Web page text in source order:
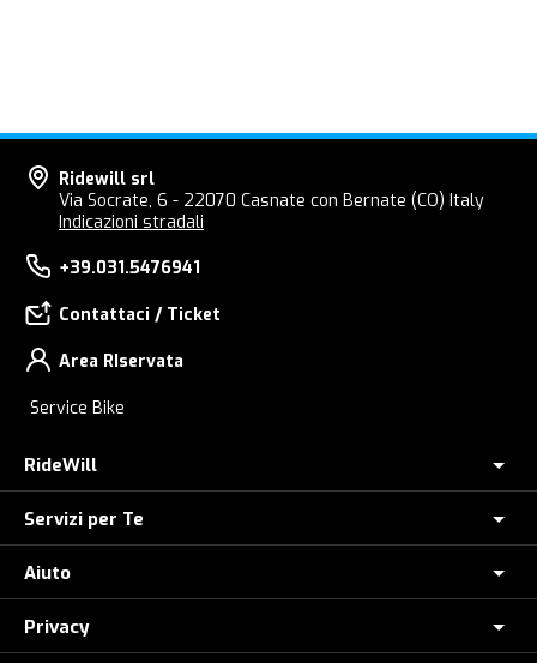
Ridewill srl
Via Socrate, 6 - 22070 Casnate con Bernate (CO) Italy
Indicazioni stradali
+39.031.5476941
Contattaci / Ticket
Area RIservata
Service Bike
RideWill
Chi Siamo
Dove siamo
Ridewill Factory Club
Servizi per Te
Assicurazione furto E-Bike
Controlla il tuo Ordine
Aiuto
Come Ordinare
Privacy